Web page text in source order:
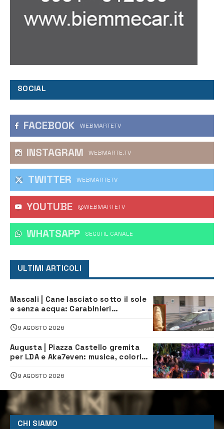
SOCIAL
FACEBOOK WEBMARTETV
INSTAGRAM WEBMARTE.TV
TWITTER WEBMARTETV
YOUTUBE @WEBMARTETV
WHATSAPP ‎SEGUI IL CANALE
ULTIMI ARTICOLI
Mascali | Cane lasciato sotto il sole
e senza acqua: Carabinieri
9 AGOSTO 2026
Augusta | Piazza Castello gremita
per LDA e Aka7even: musica, colori
9 AGOSTO 2026
CHI SIAMO